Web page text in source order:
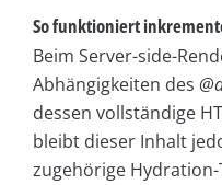
So funktioniert
Beim Server-side-
Abhängigkeiten des
dessen vollständige
bleibt dieser Inhalt
zugehörige